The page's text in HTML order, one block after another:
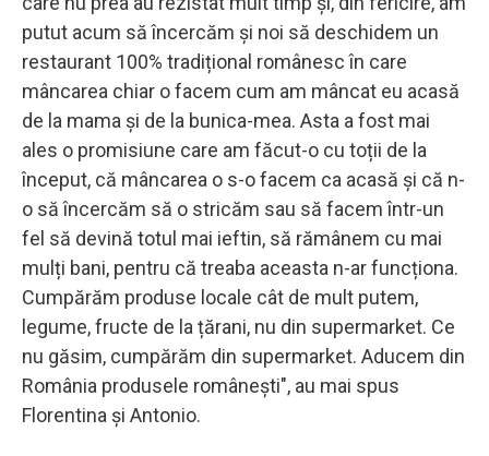
putut acum să încercăm și noi să deschidem un
restaurant 100% tradițional românesc în care
mâncarea chiar o facem cum am mâncat eu acasă
de la mama și de la bunica-mea. Asta a fost mai
ales o promisiune care am făcut-o cu toții de la
început, că mâncarea o s-o facem ca acasă și că n-
o să încercăm să o stricăm sau să facem într-un
fel să devină totul mai ieftin, să rămânem cu mai
mulți bani, pentru că treaba aceasta n-ar funcționa.
Cumpărăm produse locale cât de mult putem,
legume, fructe de la țărani, nu din supermarket. Ce
nu găsim, cumpărăm din supermarket. Aducem din
România produsele românești", au mai spus
Florentina și Antonio.